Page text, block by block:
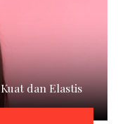
dan Elastis